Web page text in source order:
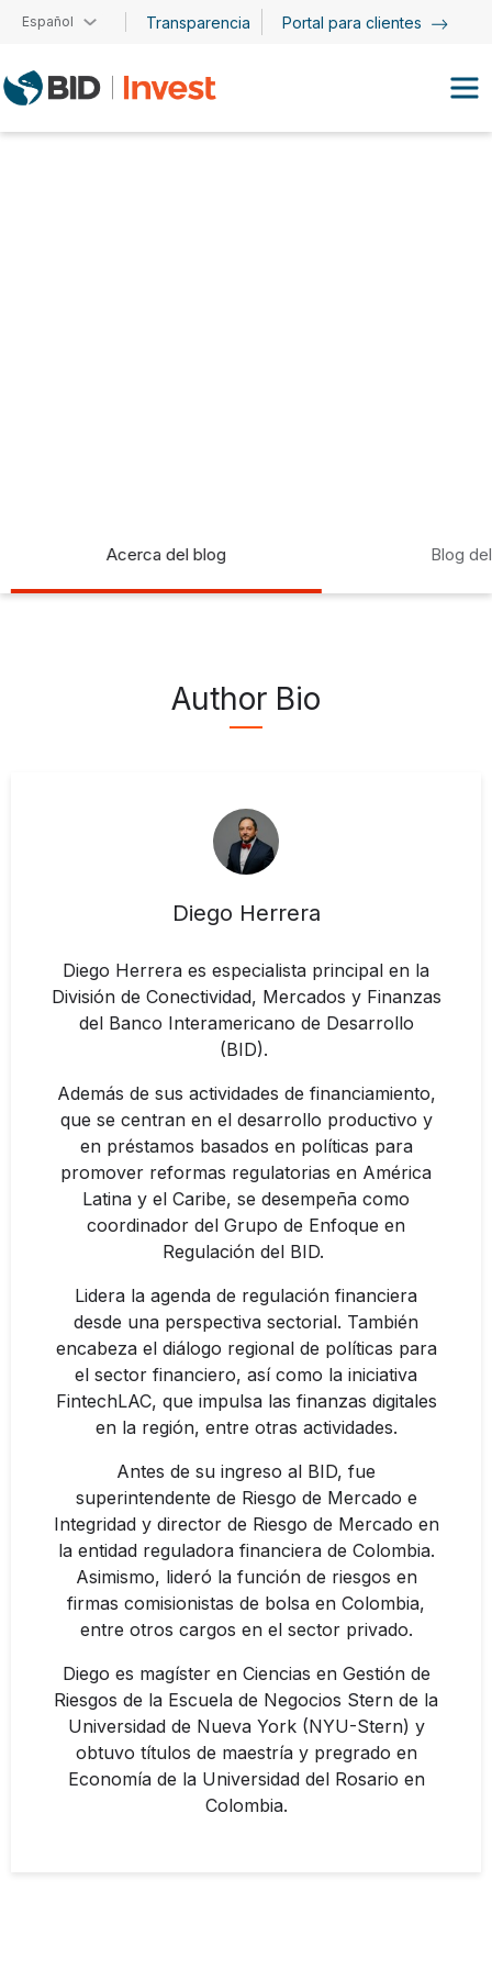
Pasar al contenido principal
Español Transparencia Portal para clientes
Acerca del blog Blog
Author Bio
Diego Herrera
Diego Herrera es especialista principal en la
División de Conectividad, Mercados y Finanzas
del Banco Interamericano de Desarrollo
(BID).
Además de sus actividades de financiamiento,
que se centran en el desarrollo productivo y
en préstamos basados en políticas para
promover reformas regulatorias en América
Latina y el Caribe, se desempeña como
coordinador del Grupo de Enfoque en
Regulación del BID.
Lidera la agenda de regulación financiera
desde una perspectiva sectorial. También
encabeza el diálogo regional de políticas para
el sector financiero, así como la iniciativa
FintechLAC, que impulsa las finanzas digitales
en la región, entre otras actividades.
Antes de su ingreso al BID, fue
superintendente de Riesgo de Mercado e
Integridad y director de Riesgo de Mercado en
la entidad reguladora financiera de Colombia.
Asimismo, lideró la función de riesgos en
firmas comisionistas de bolsa en Colombia,
entre otros cargos en el sector privado.
Diego es magíster en Ciencias en Gestión de
Riesgos de la Escuela de Negocios Stern de la
Universidad de Nueva York (NYU-Stern) y
obtuvo títulos de maestría y pregrado en
Economía de la Universidad del Rosario en
Colombia.